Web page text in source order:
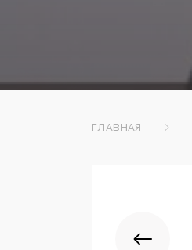
ГЛАВНАЯ